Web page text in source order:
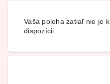
Vaša poloha zatiaľ nie je k
dispozícii.